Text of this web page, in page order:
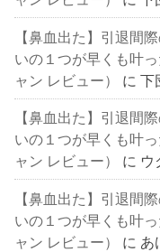
【鼻血出た】引退間
いの１つが早くも叶
ャン レビュー）
に下
【鼻血出た】引退間
いの１つが早くも叶
ャン レビュー）
に ウ
【鼻血出た】引退間
いの１つが早くも叶
ャン レビュー）
に あ